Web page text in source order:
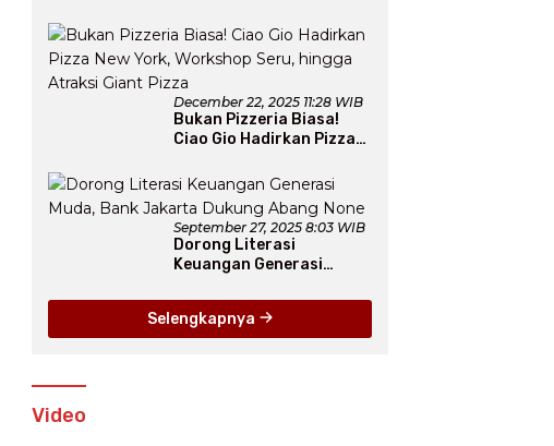
Thematic Event “Blissful
Fairyland”
December 22, 2025 11:28 WIB
Bukan Pizzeria Biasa!
Ciao Gio Hadirkan Pizza
Seru, hingga Atraksi
Giant Pizza
September 27, 2025 8:03 WIB
Dorong Literasi
Keuangan Generasi
Dukung Abang None
Selengkapnya
Video